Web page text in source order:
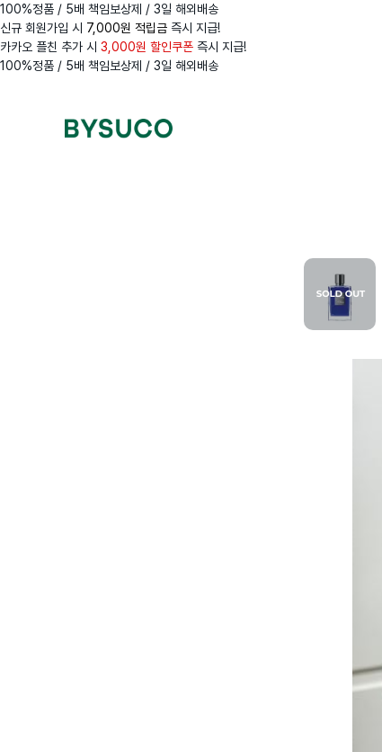
100%정품 / 5배 책임보상제 / 3일 해외배송
신규 회원가입 시 7,000원 적립금 즉시 지급!
카카오 플친 추가 시 3,000원 할인쿠폰 즉시 지급!
100%정품 / 5배 책임보상제 / 3일 해외배송